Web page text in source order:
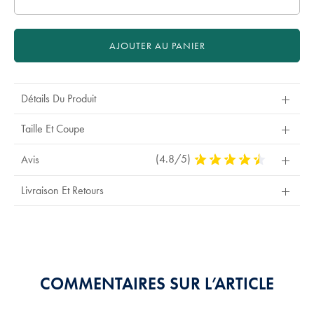
AJOUTER AU PANIER
Détails Du Produit
Taille Et Coupe
Avis (4.8/5) 4,8
Livraison Et Retours
COMMENTAIRES SUR L’ARTICLE